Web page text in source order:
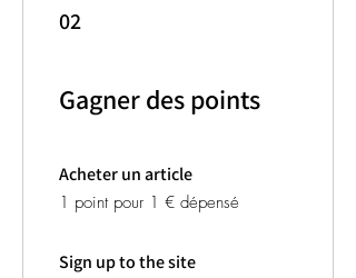
02
Gagner des points
Acheter un article
1 point pour 1 € dépensé
Sign up to the site